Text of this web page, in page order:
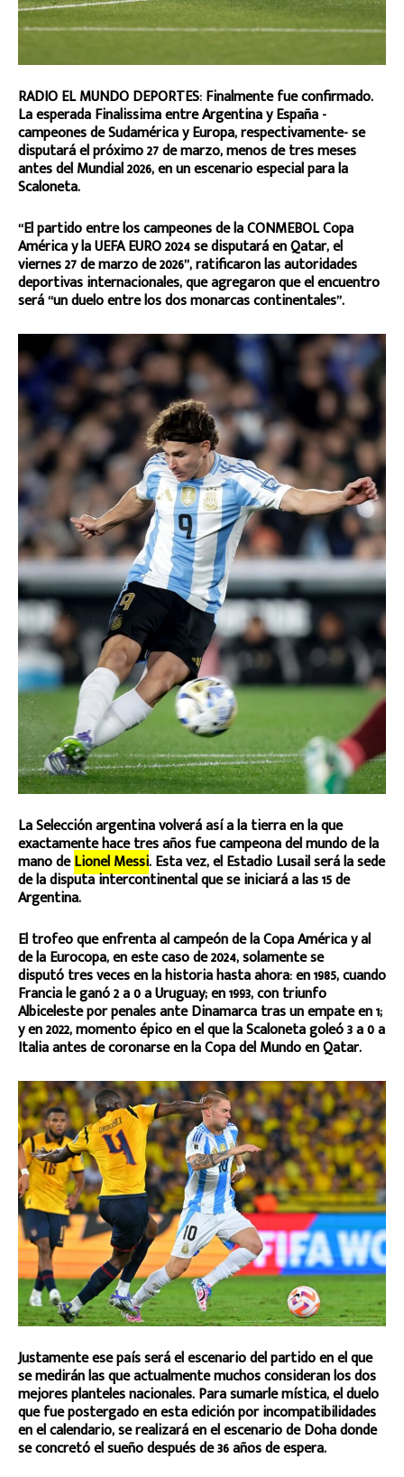
RADIO EL MUNDO DEPORTES: Finalmente fue confirmado.
La esperada Finalissima entre Argentina y España -
campeones de Sudamérica y Europa, respectivamente- se
disputará el próximo 27 de marzo, menos de tres meses
antes del Mundial 2026, en un escenario especial para la
Scaloneta.
“El partido entre los campeones de la CONMEBOL Copa
América y la UEFA EURO 2024 se disputará en Qatar, el
viernes 27 de marzo de 2026”, ratificaron las autoridades
deportivas internacionales, que agregaron que el encuentro
será “un duelo entre los dos monarcas continentales”.
La Selección argentina volverá así a la tierra en la que
exactamente hace tres años fue campeona del mundo de la
mano deLionel Messi. Esta vez, el Estadio Lusail será la sede
de la disputa intercontinental que se iniciará a las 15 de
Argentina.
El trofeo que enfrenta al campeón de la Copa América y al
de la Eurocopa, en este caso de 2024, solamente se
disputó tres veces en la historia hasta ahora: en 1985, cuando
Francia le ganó 2 a 0 a Uruguay; en 1993, con triunfo
Albiceleste por penales ante Dinamarca tras un empate en 1;
y en 2022, momento épico en el que la Scaloneta goleó 3 a 0 a
Italia antes de coronarse en la Copa del Mundo en Qatar.
Justamente ese país será el escenario del partido en el que
se medirán las que actualmente muchos consideran los dos
mejores planteles nacionales. Para sumarle mística, el duelo
que fue postergado en esta edición por incompatibilidades
en el calendario, se realizará en el escenario de Doha donde
se concretó el sueño después de 36 años de espera.